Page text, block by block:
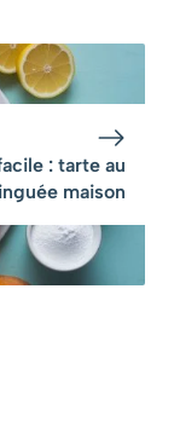
: tarte au
maison